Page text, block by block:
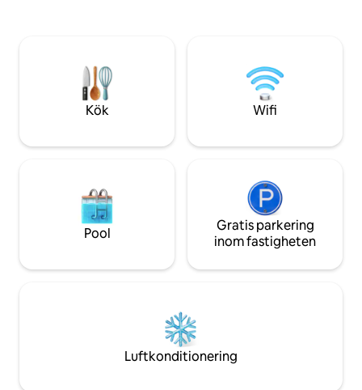
gnista genom hela boendet, med en
hängmatta på andra våningen för att
njuta av allt!
hoppas att du
mycket som vi.
Kök Wifi
Pool
Gratis parkering
inom fastigheten
Luftkonditionering